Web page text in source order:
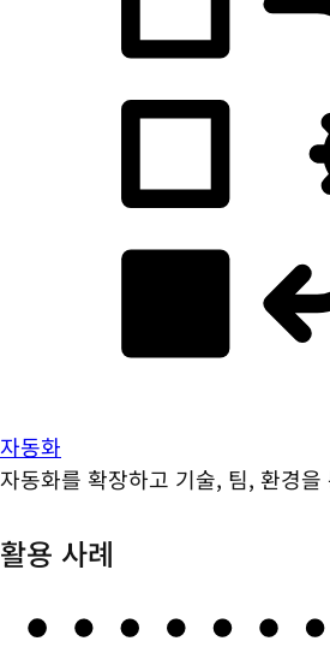
자동화
자동화를 확장하고 기술, 팀, 환경을
활용 사례